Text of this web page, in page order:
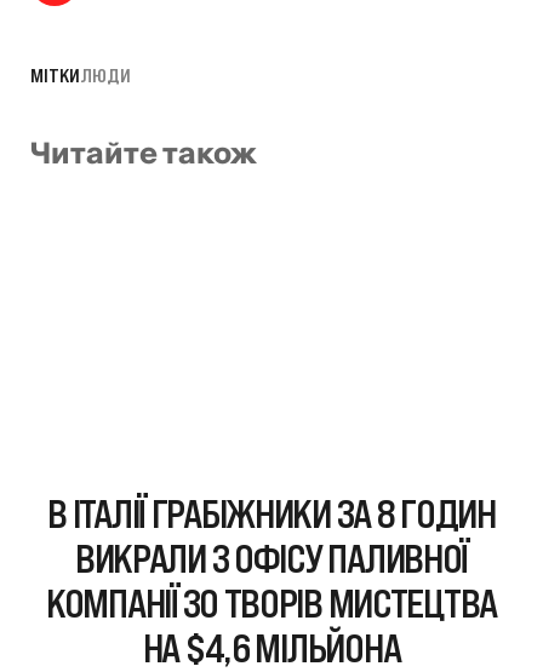
МІТКИЛЮДИ
Читайте також
В ІТАЛІЇ ГРАБІЖНИКИ ЗА 8 ГОДИН
ВИКРАЛИ З ОФІСУ ПАЛИВНОЇ
КОМПАНІЇ 30 ТВОРІВ МИСТЕЦТВА
НА $4,6 МІЛЬЙОНА